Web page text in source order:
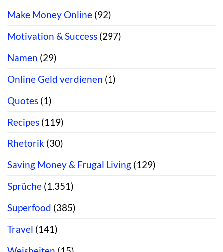
Make Money Online (92)
Motivation & Success (297)
Namen (29)
Online Geld verdienen (1)
Quotes (1)
Recipes (119)
Rhetorik (30)
Saving Money & Frugal Living (129)
Sprüche (1.351)
Superfood (385)
Travel (141)